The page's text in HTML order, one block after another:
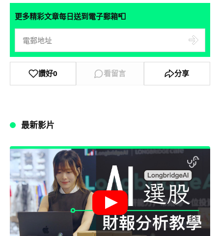
更多精彩文章每日送到電子郵箱📮
讚好0 看留言 分享
最新影片